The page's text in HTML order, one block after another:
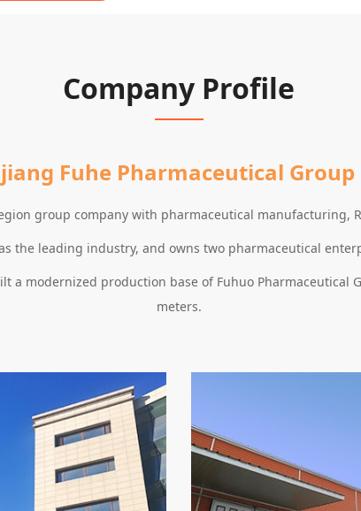
Company Profile
Fuhe Pharmaceutical Group
group company with pharmaceutical manufacturing,
the leading industry, and owns two pharmaceutical
a modernized production base of Fuhuo Pharmaceutical
meters.